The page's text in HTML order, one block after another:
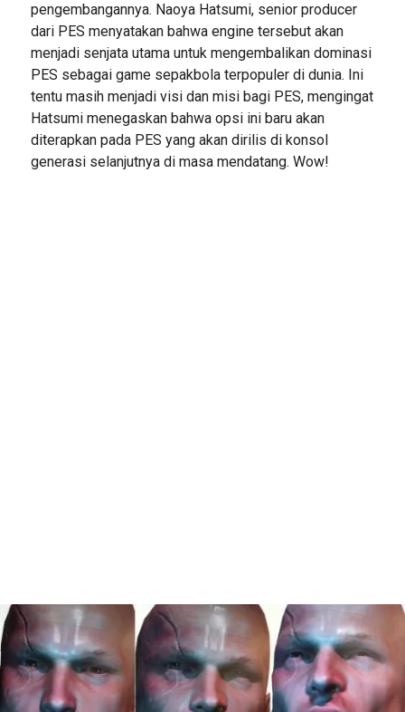
pengembangannya. Naoya Hatsumi, senior producer
dari PES menyatakan bahwa engine tersebut akan
menjadi senjata utama untuk mengembalikan dominasi
PES sebagai game sepakbola terpopuler di dunia. Ini
tentu masih menjadi visi dan misi bagi PES, mengingat
Hatsumi menegaskan bahwa opsi ini baru akan
diterapkan pada PES yang akan dirilis di konsol
generasi selanjutnya di masa mendatang. Wow!